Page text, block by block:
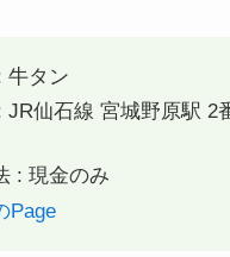
牛タン
JR仙石線 宮城野原駅 2
: 現金のみ
Page